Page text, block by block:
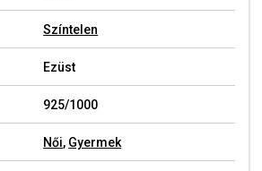
Színtelen
Ezüst
925/1000
Női, Gyermek